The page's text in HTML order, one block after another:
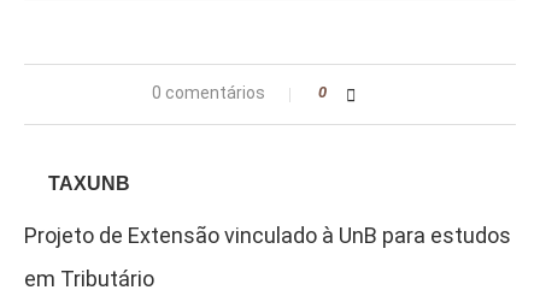
0 comentários 0
TAXUNB
Projeto de Extensão vinculado à UnB para estudos
em Tributário